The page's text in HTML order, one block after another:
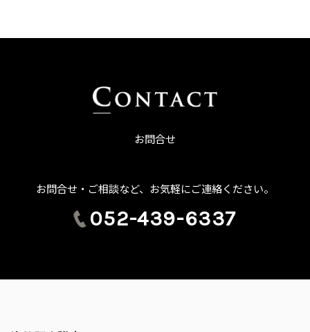
お問合せ
お問合せ・ご相談など、お気軽にご連絡ください。
052-439-6337